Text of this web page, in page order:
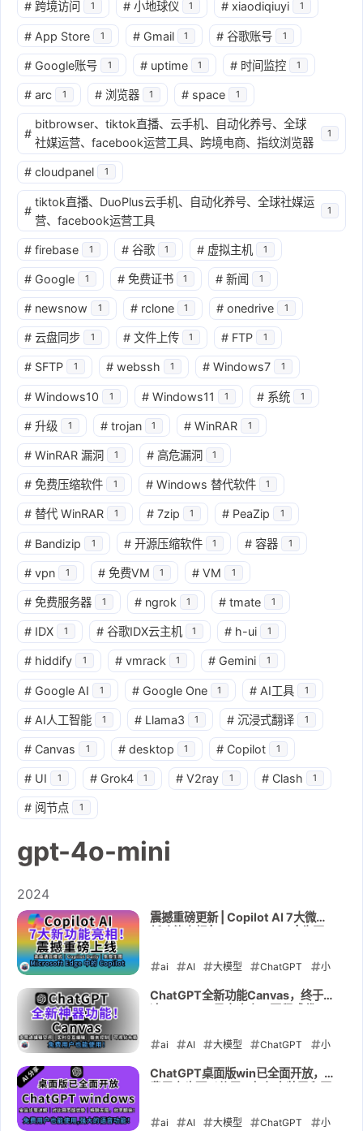
# 跨境访问 1 # 小地球仪 1 # xiaodiqiuyi 1
# App Store 1 # Gmail 1 # 谷歌账号 1
# Google账号 1 # uptime 1 # 时间监控 1
# arc 1 # 浏览器 1 # space 1
#
bitbrowser、tiktok直播、云手机、自动化养号、全球
社媒运营、facebook运营工具、跨境电商、指纹浏览器
1
# cloudpanel 1
#
tiktok直播、DuoPlus云手机、自动化养号、全球社媒运
营、facebook运营工具
1
# firebase 1 # 谷歌 1 # 虚拟主机 1
# Google 1 # 免费证书 1 # 新闻 1
# newsnow 1 # rclone 1 # onedrive 1
# 云盘同步 1 # 文件上传 1 # FTP 1
# SFTP 1 # webssh 1 # Windows7 1
# Windows10 1 # Windows11 1 # 系统 1
# 升级 1 # trojan 1 # WinRAR 1
# WinRAR 漏洞 1 # 高危漏洞 1
# 免费压缩软件 1 # Windows 替代软件 1
# 替代 WinRAR 1 # 7zip 1 # PeaZip 1
# Bandizip 1 # 开源压缩软件 1 # 容器 1
# vpn 1 # 免费VM 1 # VM 1
# 免费服务器 1 # ngrok 1 # tmate 1
# IDX 1 # 谷歌IDX云主机 1 # h-ui 1
# hiddify 1 # vmrack 1 # Gemini 1
# Google AI 1 # Google One 1 # AI工具 1
# AI人工智能 1 # Llama3 1 # 沉浸式翻译 1
# Canvas 1 # desktop 1 # Copilot 1
# UI 1 # Grok4 1 # V2ray 1 # Clash 1
# 阅节点 1
gpt-4o-mini
2024
震撼重磅更新 | Copilot AI 7大微软
ai AI 大模型 ChatGPT 小
白教程 gpt-4o-mini Copilot
ChatGPT全新功能Canvas，终于解
序开发效率
ai AI 大模型 ChatGPT 小
白教程 gpt-4o-mini Canvas
ChatGPT桌面版win已全面开放，免
ai AI 大模型 ChatGPT 小